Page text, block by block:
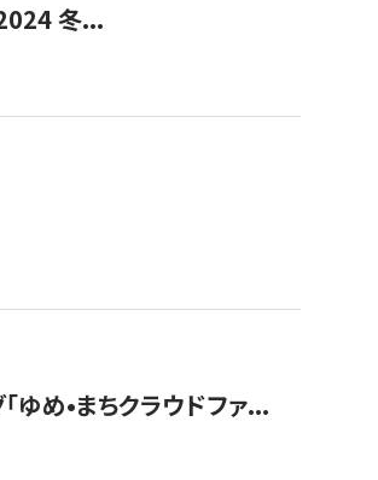
冬...
ゆめ•まちクラウドファ...